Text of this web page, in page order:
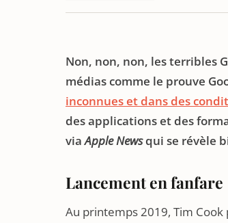
APPLE NEWS, DES ESPOIRS DÉÇUS
Non, non, non, les terribles
médias comme le prouve
inconnues et dans des
des applications et des
viaApple Newsqui se révèle
Lancement en fanfare
Au printemps 2019, Tim Cook